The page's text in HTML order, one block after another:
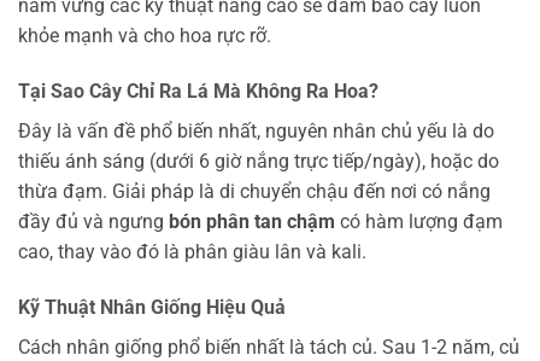
nắm vững các kỹ thuật nâng cao sẽ đảm bảo cây luôn
khỏe mạnh và cho hoa rực rỡ.
Tại Sao Cây Chỉ Ra Lá Mà Không Ra Hoa?
Đây là vấn đề phổ biến nhất, nguyên nhân chủ yếu là do
thiếu ánh sáng (dưới 6 giờ nắng trực tiếp/ngày), hoặc do
thừa đạm. Giải pháp là di chuyển chậu đến nơi có nắng
đầy đủ và ngưng bón phân tan chậm có hàm lượng đạm
cao, thay vào đó là phân giàu lân và kali.
Kỹ Thuật Nhân Giống Hiệu Quả
Cách nhân giống phổ biến nhất là tách củ. Sau 1-2 năm, củ